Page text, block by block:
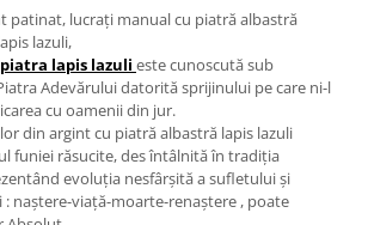
patinat, lucrați manual cu piatră albastră
lazuli,
piatra lapis lazuli este cunoscută sub
Adevărului datorită sprijinului pe care ni-l
cu oamenii din jur.
din argint cu piatră albastră lapis lazuli
funiei răsucite, des întâlnită în tradiția
evoluția nesfârșită a sufletului și
: naștere-viață-moarte-renaștere , poate